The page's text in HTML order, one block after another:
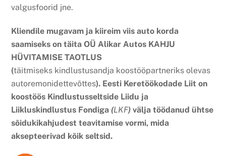
valgusfoorid jne.
Kliendile mugavam ja kiireim viis auto korda
saamiseks on täita OÜ Alikar Autos KAHJU
HÜVITAMISE TAOTLUS
(täitmiseks kindlustusandja koostööpartneriks olevas
autoremonidettevõttes). Eesti Keretöökodade Liit on
koostöös Kindlustusseltside Liidu ja
Liikluskindlustus Fondiga (LKF)välja töödanud ühtse
sõidukikahjudest teavitamise vormi, mida
aksepteerivad kõik seltsid.